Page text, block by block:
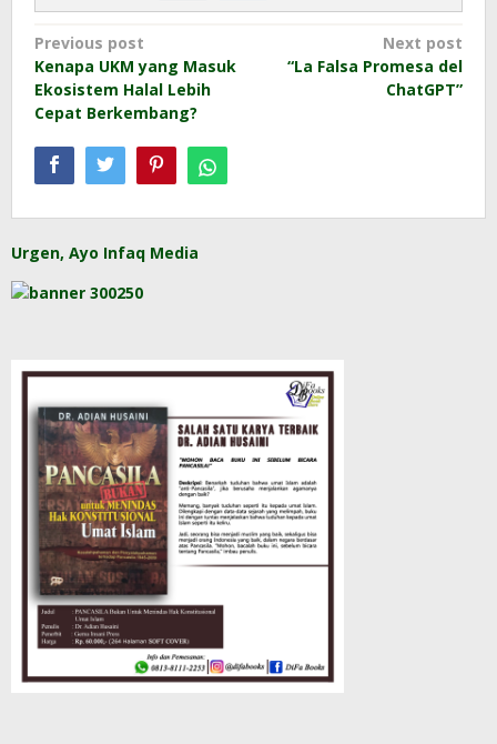
Post
navigation
Previous post
Kenapa UKM yang Masuk
Ekosistem Halal Lebih
Cepat Berkembang?
Next post
“La Falsa Promesa del
ChatGPT”
Urgen, Ayo Infaq Media